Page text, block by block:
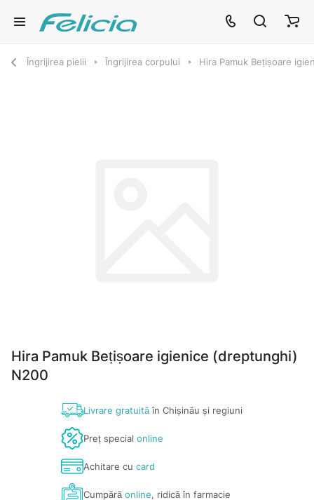
Îngrijirea pielii Îngrijirea corpului Hira Pamuk Bețișoare
Hira Pamuk Bețișoare igienice (dreptunghi)
N200
Livrare gratuităîn Chișinău și regiuni
Preț special online
Achitare cu card
Cumpărăonline, ridică în farmacie